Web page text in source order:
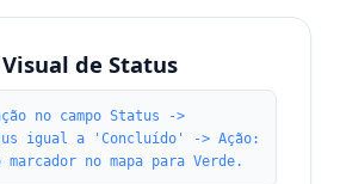
de Status
no campo Status ->
igual a 'Concluído' -> Ação:
no mapa para Verde.